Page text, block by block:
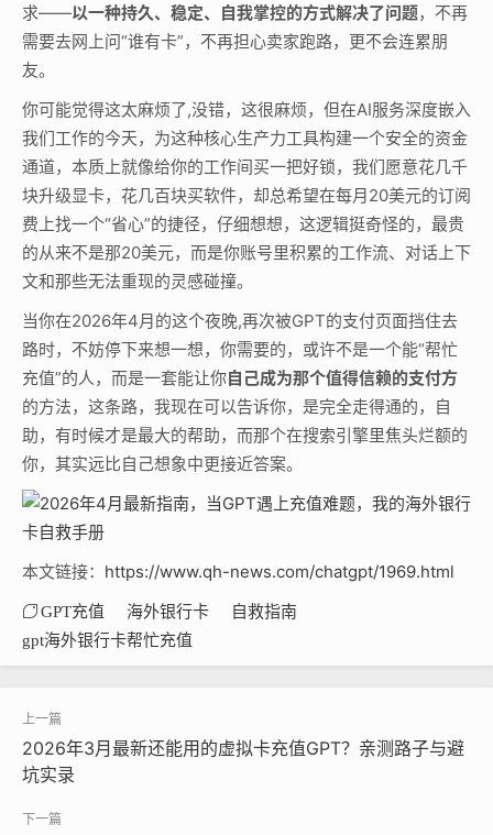
求——以一种持久、稳定、自我掌控的方式解决了问题，不再
需要去网上问“谁有卡”，不再担心卖家跑路，更不会连累朋
友。
你可能觉得这太麻烦了,没错，这很麻烦，但在AI服务深度嵌入
我们工作的今天，为这种核心生产力工具构建一个安全的资金
通道，本质上就像给你的工作间买一把好锁，我们愿意花几千
块升级显卡，花几百块买软件，却总希望在每月20美元的订阅
费上找一个“省心”的捷径，仔细想想，这逻辑挺奇怪的，最贵
的从来不是那20美元，而是你账号里积累的工作流、对话上下
文和那些无法重现的灵感碰撞。
当你在2026年4月的这个夜晚,再次被GPT的支付页面挡住去
路时，不妨停下来想一想，你需要的，或许不是一个能“帮忙
充值”的人，而是一套能让你自己成为那个值得信赖的支付方
的方法，这条路，我现在可以告诉你，是完全走得通的，自
助，有时候才是最大的帮助，而那个在搜索引擎里焦头烂额的
你，其实远比自己想象中更接近答案。
本文链接： https://www.qh-news.com/chatgpt/1969.html
GPT充值 海外银行卡
自救指南
gpt海外银行卡帮忙充值
2026年3月最新还能用的虚拟卡充值GPT？亲测路子与避
坑实录